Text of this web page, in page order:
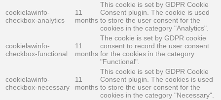
cookielawinfo-
checkbox-analytics
11
months
This cookie is set by GDPR Cookie
Consent plugin. The cookie is used
to store the user consent for the
cookies in the category "Analytics".
cookielawinfo-
checkbox-functional
11
months
The cookie is set by GDPR cookie
consent to record the user consent
for the cookies in the category
"Functional".
cookielawinfo-
checkbox-necessary
11
months
This cookie is set by GDPR Cookie
Consent plugin. The cookies is used
to store the user consent for the
cookies in the category "Necessary".